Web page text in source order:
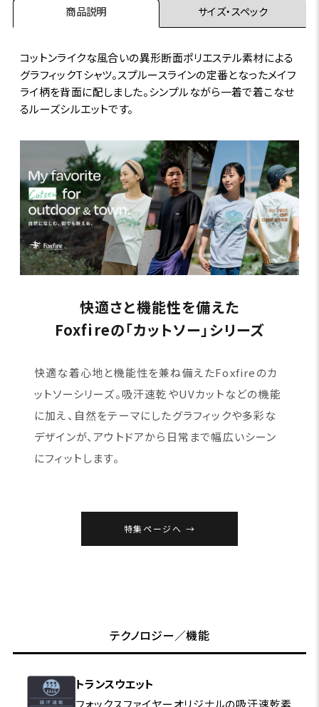
商品説明 サイズ・スペック
コットンライクな風合いの異形断面ポリエステル素材による
グラフィックTシャツ。スプルースラインの定番となったメイフ
ライ柄を背面に配しました。シンプルながら一着で着こなせ
るルーズシルエットです。
快適さと機能性を備えた
Foxfireの「カットソー」シリーズ
快適な着心地と機能性を兼ね備えたFoxfireのカ
ットソーシリーズ。吸汗速乾やUVカットなどの機能
に加え、自然をテーマにしたグラフィックや多彩な
デザインが、アウトドアから日常まで幅広いシーン
にフィットします。
特集ページへ
テクノロジー／機能
トランスウエット
フォックスファイヤーオリジナルの吸汗速乾素